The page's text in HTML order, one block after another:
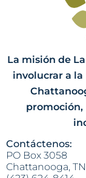
La misión de
involucrar a
promoción,
Contáctenos:
PO Box 3058
Chattanooga,